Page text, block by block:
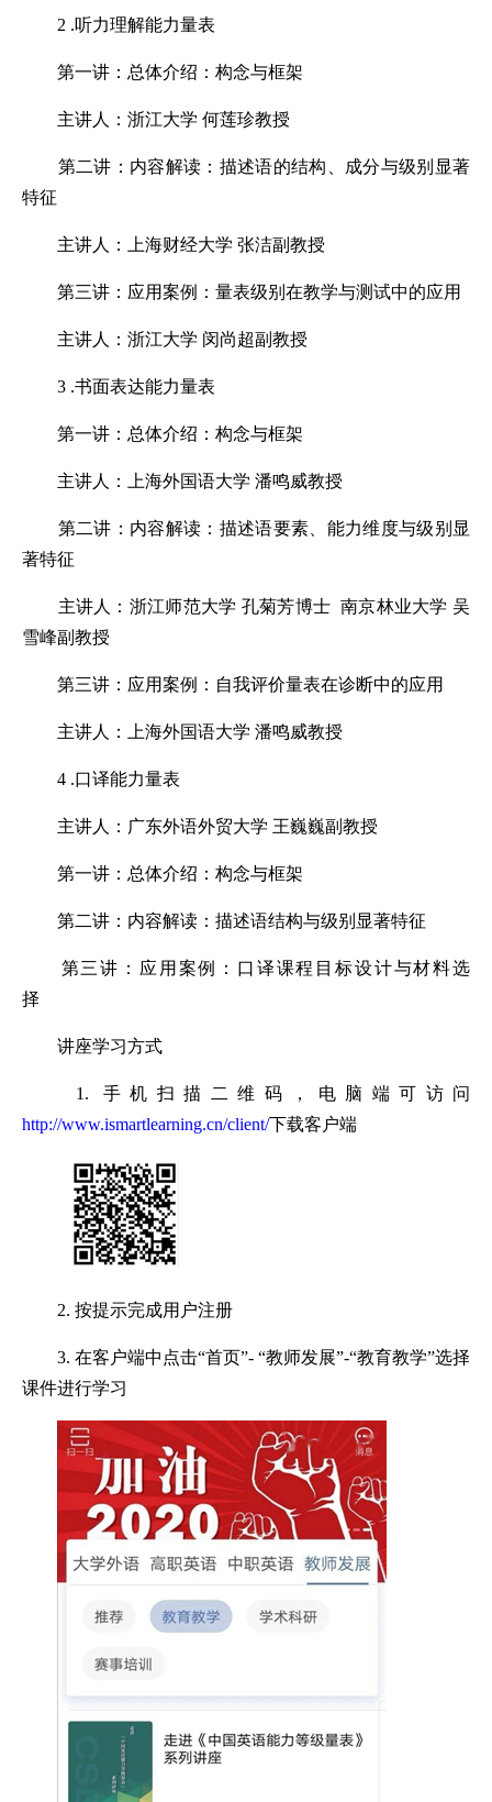
2 .听力理解能力量表
第一讲：总体介绍：构念与框架
主讲人：浙江大学 何莲珍教授
第二讲：内容解读：描述语的结构、成分与级别显著
特征
主讲人：上海财经大学 张洁副教授
第三讲：应用案例：量表级别在教学与测试中的应用
主讲人：浙江大学 闵尚超副教授
3 .书面表达能力量表
第一讲：总体介绍：构念与框架
主讲人：上海外国语大学 潘鸣威教授
第二讲：内容解读：描述语要素、能力维度与级别显
著特征
主讲人：浙江师范大学 孔菊芳博士 南京林业大学 吴
雪峰副教授
第三讲：应用案例：自我评价量表在诊断中的应用
主讲人：上海外国语大学 潘鸣威教授
4 .口译能力量表
主讲人：广东外语外贸大学 王巍巍副教授
第一讲：总体介绍：构念与框架
第二讲：内容解读：描述语结构与级别显著特征
第三讲：应用案例：口译课程目标设计与材料选
择
讲座学习方式
1. 手机扫描二维码，电脑端可访问
http://www.ismartlearning.cn/client/下载客户端
2. 按提示完成用户注册
3. 在客户端中点击“首页”- “教师发展”-“教育教学”选择
课件进行学习